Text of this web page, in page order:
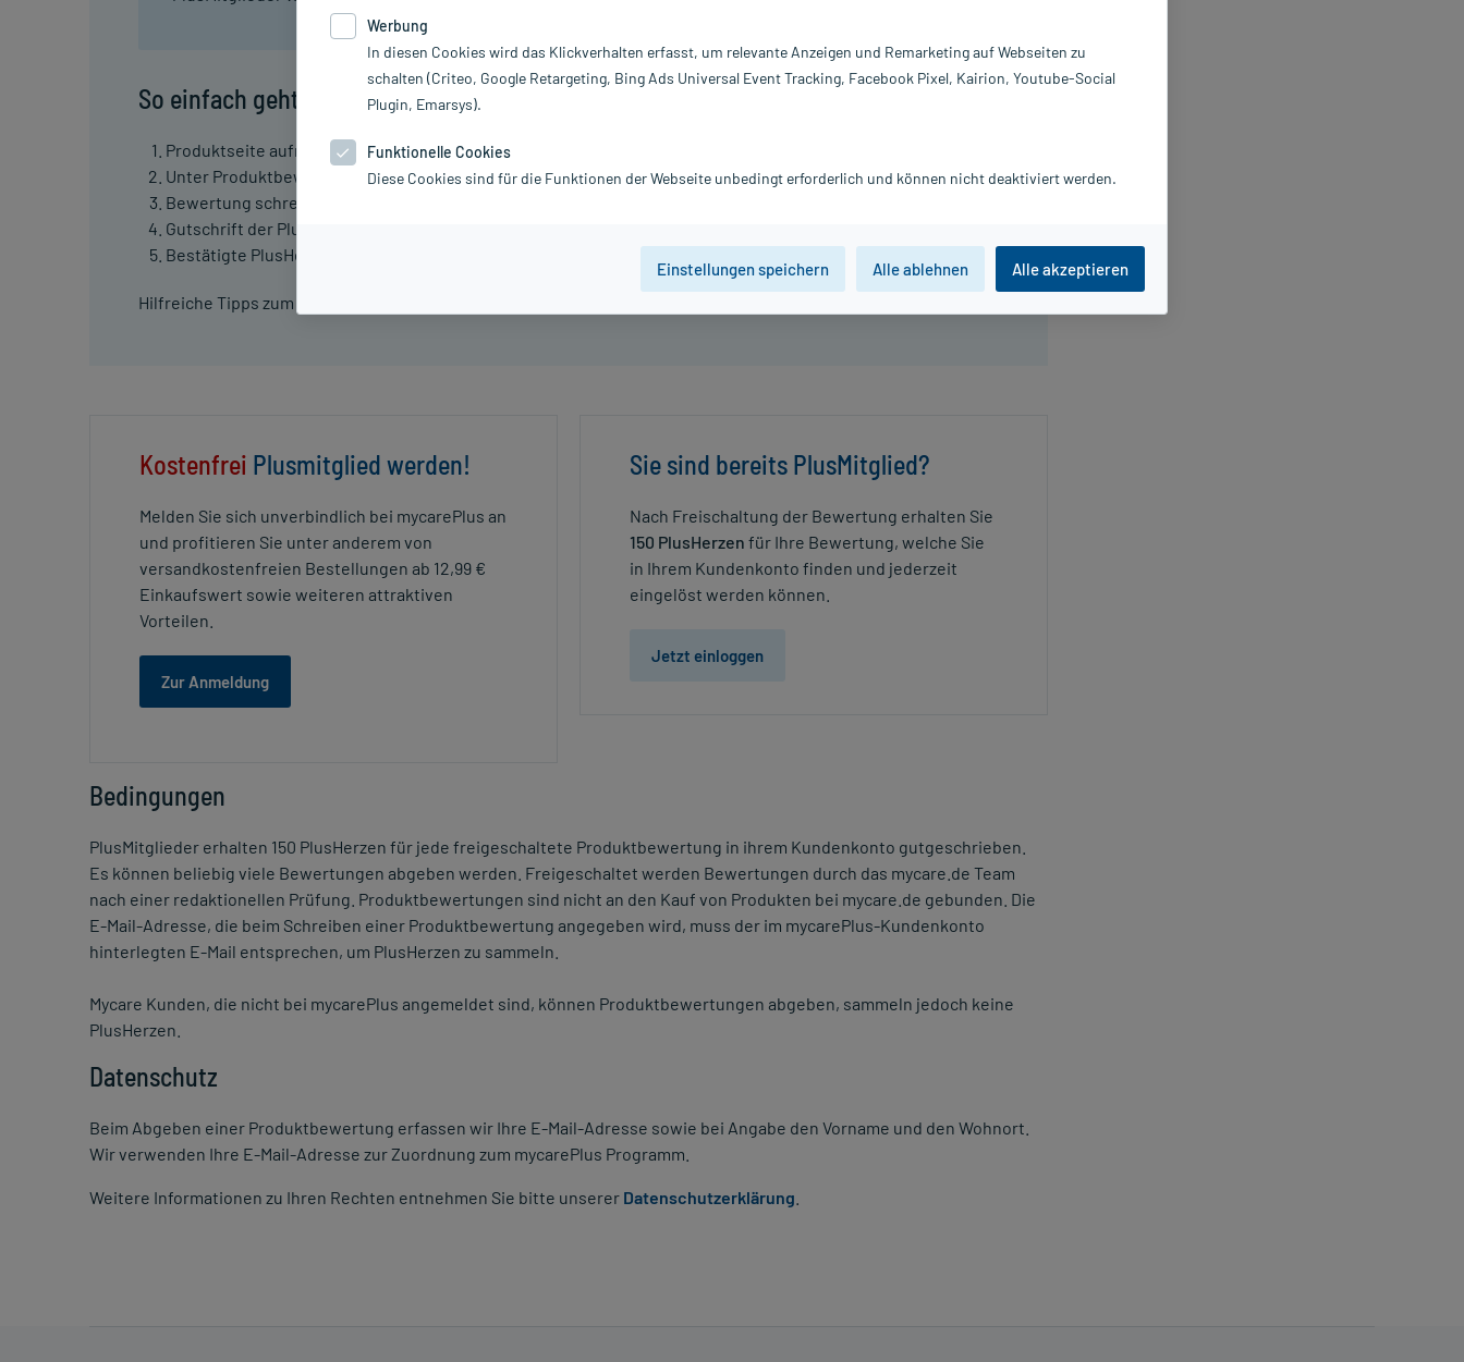
Gutschriften eingelöst werden können.
So einfach geht's
Produktseite aufrufen.
Unter Produktbewertungen "Jetzt bewerten" klicken.
Bewertung schreiben und Formular abschicken - Fertig!
Gutschrift der PlusHerzen erfolgt nach redaktioneller Prüfung durch mycare.de.
Bestätigte PlusHerzen können in Folgebestellungen als Rabatt eingelöst werden.
Hilfreiche Tipps zum Schreiben einer Produktbewertung finden Sie in unserem
Kostenfrei Plusmitglied werden!
Melden Sie sich unverbindlich bei mycarePlus an
und profitieren Sie unter anderem von
versandkostenfreien Bestellungen ab 12,99 €
Einkaufswert sowie weiteren attraktiven
Vorteilen.
Zur Anmeldung
Sie sind bereits PlusMitglied?
Nach Freischaltung der Bewertung erhalten Sie
150 PlusHerzen für Ihre Bewertung, welche Sie
in Ihrem Kundenkonto finden und jederzeit
eingelöst werden können.
Jetzt einloggen
Bedingungen
PlusMitglieder erhalten 150 PlusHerzen für jede freigeschaltete Produktbewertung in ihrem Kundenkonto gutgeschrieben.
Es können beliebig viele Bewertungen abgeben werden. Freigeschaltet werden Bewertungen durch das mycare.de Team
nach einer redaktionellen Prüfung. Produktbewertungen sind nicht an den Kauf von Produkten bei mycare.de gebunden. Die
E-Mail-Adresse, die beim Schreiben einer Produktbewertung angegeben wird, muss der im mycarePlus-Kundenkonto
hinterlegten E-Mail entsprechen, um PlusHerzen zu sammeln.
Mycare Kunden, die nicht bei mycarePlus angemeldet sind, können Produktbewertungen abgeben, sammeln jedoch keine
PlusHerzen.
Datenschutz
Beim Abgeben einer Produktbewertung erfassen wir Ihre E-Mail-Adresse sowie bei Angabe den Vorname und den Wohnort.
Wir verwenden Ihre E-Mail-Adresse zur Zuordnung zum mycarePlus Programm.
Weitere Informationen zu Ihren Rechten entnehmen Sie bitte unserer Datenschutzerklärung
Werbung
In diesen Cookies wird das Klickverhalten erfasst, um relevante Anzeigen und Remarketing auf Webseiten zu
schalten (Criteo, Google Retargeting, Bing Ads Universal Event Tracking, Facebook Pixel, Kairion, Youtube-Social
Plugin, Emarsys).
Funktionelle Cookies
Diese Cookies sind für die Funktionen der Webseite unbedingt erforderlich und können nicht deaktiviert werden.
Einstellungen speichern Alle ablehnen Alle akzeptieren